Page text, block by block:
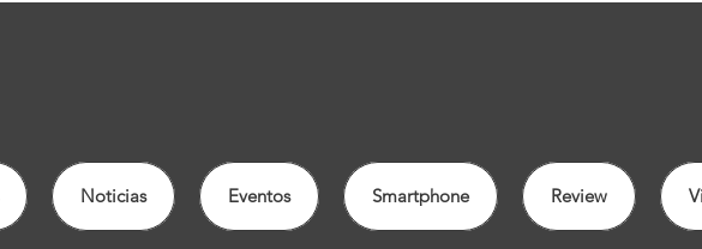
Noticias Eventos Smartphone Review